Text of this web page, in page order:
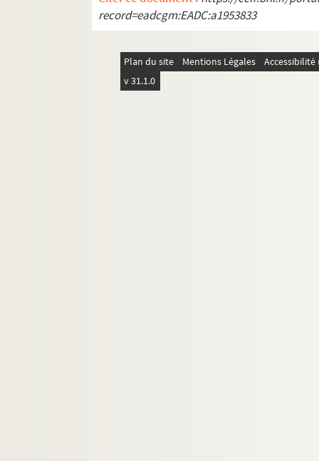
REC J 1-11. Œuvre artistique et carrière.
REC M 1-4. Documentation générale sur la
REC T 1-3. Documents photographiques et
record=eadcgm:EADC:a1953833
Plan du site Mentions Légales
v 31.1.0